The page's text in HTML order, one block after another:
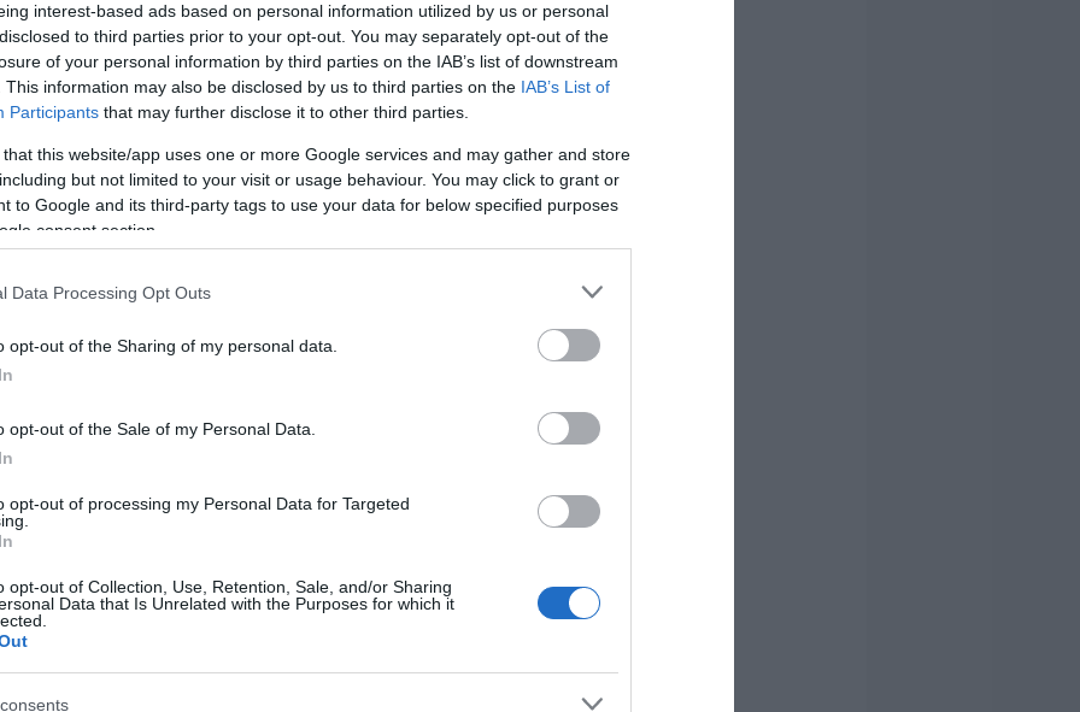
interest-based ads based on personal information utilized by us or personal
to third parties prior to your opt-out. You may separately opt-out of the
of your personal information by third parties on the IAB’s list of downstream
This information may also be disclosed by us to third parties on the IAB’s List of
Participants that may further disclose it to other third parties.
that this website/app uses one or more Google services and may gather and store
but not limited to your visit or usage behaviour. You may click to grant or
to Google and its third-party tags to use your data for below specified purposes
consent section.
Data Processing Opt Outs
opt-out of the Sharing of my personal data.
opt-out of the Sale of my Personal Data.
opt-out of processing my Personal Data for Targeted
opt-out of Collection, Use, Retention, Sale, and/or Sharing
Data that Is Unrelated with the Purposes for which it
testnek folyamatosan reagálnia kell az apró
hosszabb távon viszont kifejezetten
csak sportolóknak számít. Az ülőmunka, a kevés
gyenge lesz a törzs stabilitása, ami később
erősítés közben a test stabilitásán is dolgozik.
mozgassunk meg egy ellenállást, hanem azt is,
munkát adhatnak. Egy jól felépített órán vagy
és a core izomzata egyaránt terhelhető. Ez
hatékonyan edzeni, de nincs idejük hosszú,
a gyakorlatok természetesebben illeszkednek a
a mozdulatot, hanem nekünk kell létrehozni és
de éppen ettől válik az edzés tudatosabbá.
gyorsan szabályozható. Ha valaki még bizonytalan,
szeretne, mélyebb szögből vagy egylábas,
Ez a fokozatosság sokat számít azoknál, akik most